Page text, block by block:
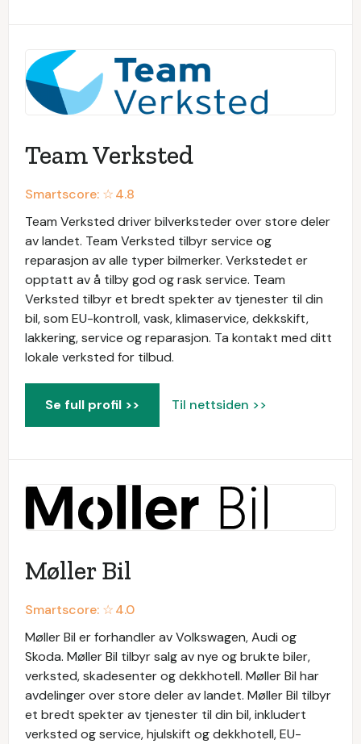
Team Verksted
Smartscore: ☆4.8
Team Verksted driver bilverksteder over store deler
av landet. Team Verksted tilbyr service og
reparasjon av alle typer bilmerker. Verkstedet er
opptatt av å tilby god og rask service. Team
Verksted tilbyr et bredt spekter av tjenester til din
bil, som EU-kontroll, vask, klimaservice, dekkskift,
lakkering, service og reparasjon. Ta kontakt med ditt
lokale verksted for tilbud.
Se full profil >> Til nettsiden >>
Møller Bil
Smartscore: ☆4.0
Møller Bil er forhandler av Volkswagen, Audi og
Skoda. Møller Bil tilbyr salg av nye og brukte biler,
verksted, skadesenter og dekkhotell. Møller Bil har
avdelinger over store deler av landet. Møller Bil tilbyr
et bredt spekter av tjenester til din bil, inkludert
verksted og service, hjulskift og dekkhotell, EU-